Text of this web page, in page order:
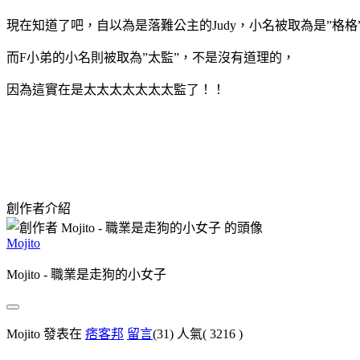
現在知道了吧，自以為是落難公主的Judy，小名被取為是”格格
而F小弟的小名則被取為”太監”，不是沒有道理的，
因為這實在是太太太太太太太監了！！
創作者介紹
Mojito
Mojito - 職業是走狗的小女子
Mojito 發表在 痞客邦 留言(31) 人氣( 3216 )